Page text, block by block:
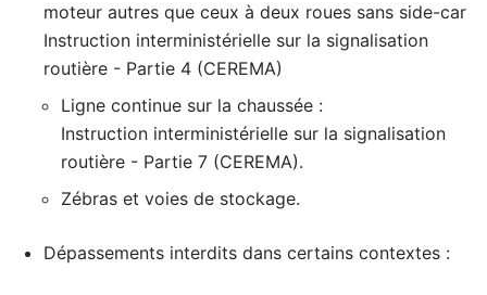
moteur autres que ceux à deux roues sans side-car
Instruction interministérielle sur la signalisation
routière - Partie 4 (CEREMA)
Ligne continue sur la chaussée :
Instruction interministérielle sur la signalisation
routière - Partie 7 (CEREMA).
Zébras et voies de stockage.
Dépassements interdits dans certains contextes :